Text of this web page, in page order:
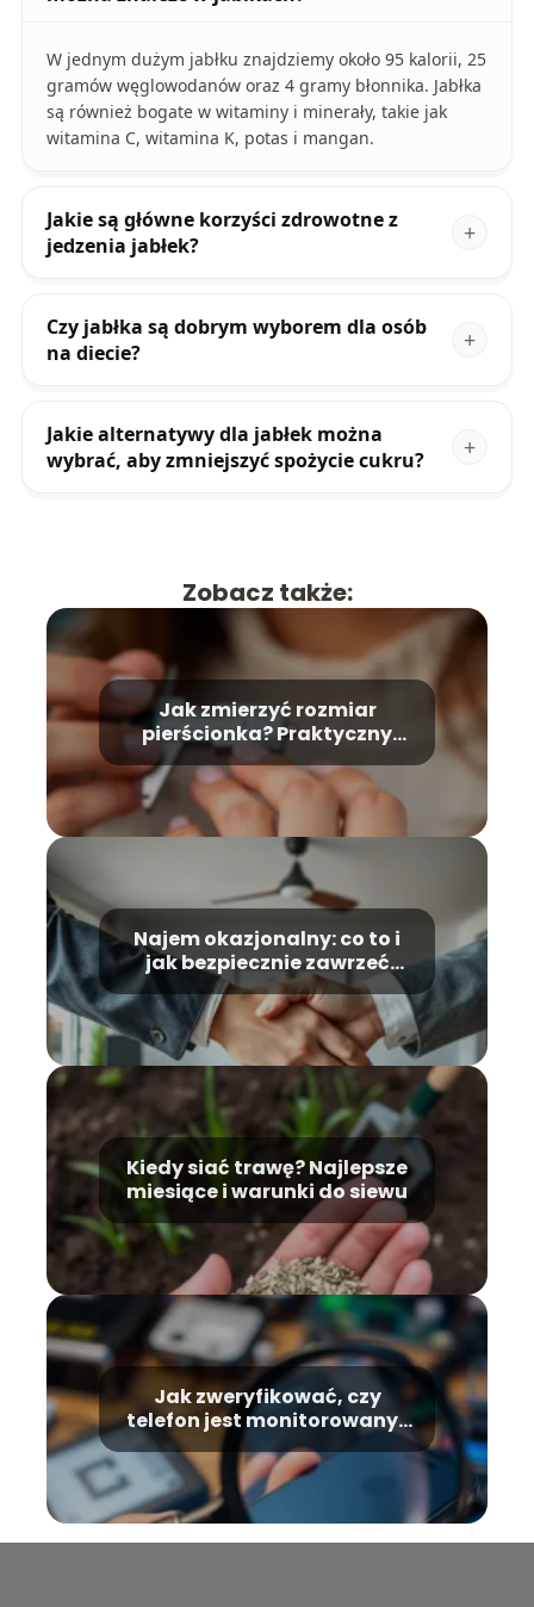
W jednym dużym jabłku znajdziemy około 95 kalorii, 25
gramów węglowodanów oraz 4 gramy błonnika. Jabłka
są również bogate w witaminy i minerały, takie jak
witamina C, witamina K, potas i mangan.
Jakie są główne korzyści zdrowotne z
jedzenia jabłek?
Czy jabłka są dobrym wyborem dla osób
na diecie?
Jakie alternatywy dla jabłek można
wybrać, aby zmniejszyć spożycie cukru?
Zobacz także:
Jak zmierzyć rozmiar
pierścionka? Praktyczny
przewodnik krok po kroku
Najem okazjonalny: co to i
jak bezpiecznie zawrzeć
umowę?
Kiedy siać trawę? Najlepsze
miesiące i warunki do siewu
Jak zweryfikować, czy
telefon jest monitorowany?
Oto efektywne metody